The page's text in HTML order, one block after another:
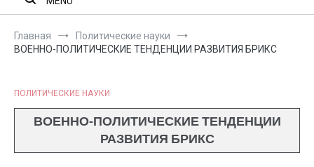
Главная
Политические науки
ВОЕННО-ПОЛИТИЧЕСКИЕ ТЕНДЕНЦИИ РАЗВИТИЯ БРИКС
ПОЛИТИЧЕСКИЕ НАУКИ
ВОЕННО-ПОЛИТИЧЕСКИЕ ТЕНДЕНЦИИ
РАЗВИТИЯ БРИКС